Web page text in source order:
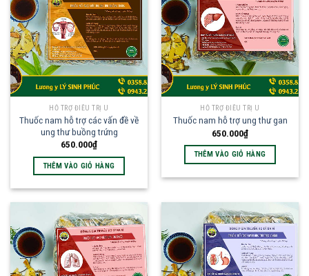
HỖ TRỢ ĐIỀU TRỊ U
Thuốc nam hỗ trợ các vấn đề về
ung thư buồng trứng
650.000₫
THÊM VÀO GIỎ HÀNG
HỖ TRỢ ĐIỀU TRỊ U
Thuốc nam hỗ trợ ung thư gan
650.000₫
THÊM VÀO GIỎ HÀNG